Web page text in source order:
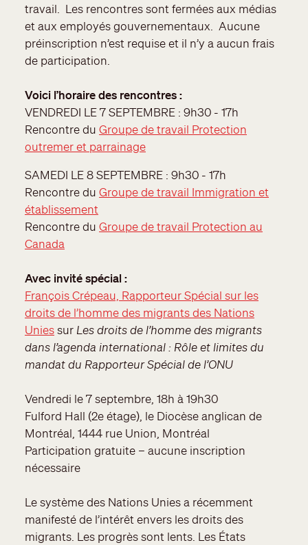
travail. Les rencontres sont fermées aux médias
et aux employés gouvernementaux. Aucune
préinscription n’est requise et il n’y a aucun frais
de participation.
Voici l’horaire des rencontres :
VENDREDI LE 7 SEPTEMBRE : 9h30 - 17h
Rencontre du Groupe de travail Protection
outremer et parrainage
SAMEDI LE 8 SEPTEMBRE : 9h30 - 17h
Rencontre du Groupe de travail Immigration et
établissement
Rencontre du Groupe de travail Protection au
Canada
Avec invité spécial :
François Crépeau, Rapporteur Spécial sur les
droits de l’homme des migrants des Nations
Uniessur Les droits de l’homme des migrants
dans l’agenda international : Rôle et limites du
mandat du Rapporteur Spécial de l’ONU
Vendredi le 7 septembre, 18h à 19h30
Fulford Hall (2e étage), le Diocèse anglican de
Montréal, 1444 rue Union, Montréal
Participation gratuite – aucune inscription
nécessaire
Le système des Nations Unies a récemment
manifesté de l’intérêt envers les droits des
migrants. Les progrès sont lents. Les États